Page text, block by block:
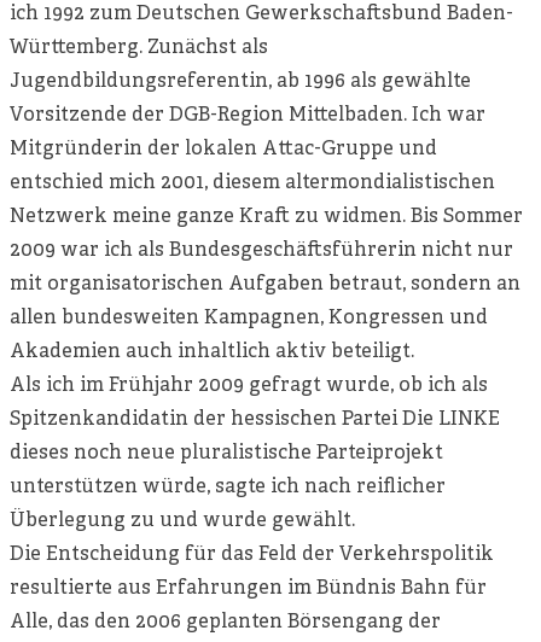
ich 1992 zum Deutschen Gewerkschaftsbund Baden-
Württemberg. Zunächst als
Jugendbildungsreferentin, ab 1996 als gewählte
Vorsitzende der DGB-Region Mittelbaden. Ich war
Mitgründerin der lokalen Attac-Gruppe und
entschied mich 2001, diesem altermondialistischen
Netzwerk meine ganze Kraft zu widmen. Bis Sommer
2009 war ich als Bundesgeschäftsführerin nicht nur
mit organisatorischen Aufgaben betraut, sondern an
allen bundesweiten Kampagnen, Kongressen und
Akademien auch inhaltlich aktiv beteiligt.
Als ich im Frühjahr 2009 gefragt wurde, ob ich als
Spitzenkandidatin der hessischen Partei Die LINKE
dieses noch neue pluralistische Parteiprojekt
unterstützen würde, sagte ich nach reiflicher
Überlegung zu und wurde gewählt.
Die Entscheidung für das Feld der Verkehrspolitik
resultierte aus Erfahrungen im Bündnis Bahn für
Alle, das den 2006 geplanten Börsengang der